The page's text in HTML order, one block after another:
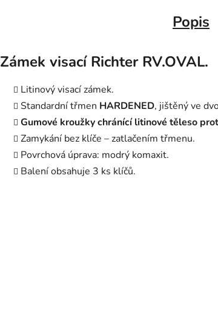
Popis
Zámek visací Richter RV.OVAL.
Litinový visací zámek.
Standardní třmen HARDENED, jištěný ve
Gumové kroužky chránící litinové těleso
Zamykání bez klíče – zatlačením třmenu.
Povrchová úprava: modrý komaxit.
Balení obsahuje 3 ks klíčů.